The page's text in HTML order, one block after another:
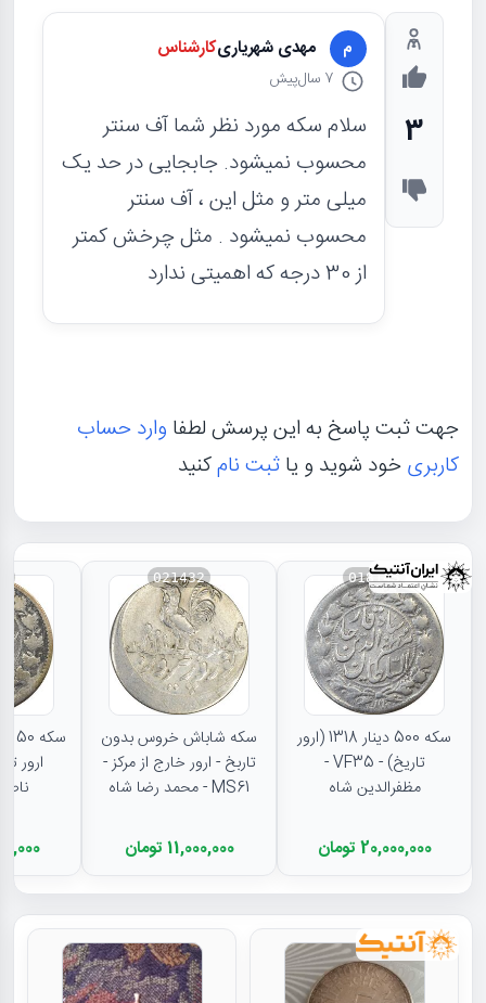
3
م مهدی شهریاریکارشناس
7 سال پیش
سلام سکه مورد نظر شما آف سنتر
محسوب نمیشود. جابجایی در حد یک
میلی متر و مثل این ، آف سنتر
محسوب نمیشود . مثل چرخش کمتر
از 30 درجه که اهمیتی ندارد
جهت ثبت پاسخ به این پرسش لطفا وارد حساب
کاربریخود شوید و یاثبت نامکنید
018145
سکه 500 دینار 1318 (ارور
تاریخ) - VF35 -
مظفرالدین شاه
20,000,000 تومان
021432
سکه شاباش خروس بدون
تاربخ - ارور خارج از مرکز -
MS61 - محمد رضا شاه
11,000,000 تومان